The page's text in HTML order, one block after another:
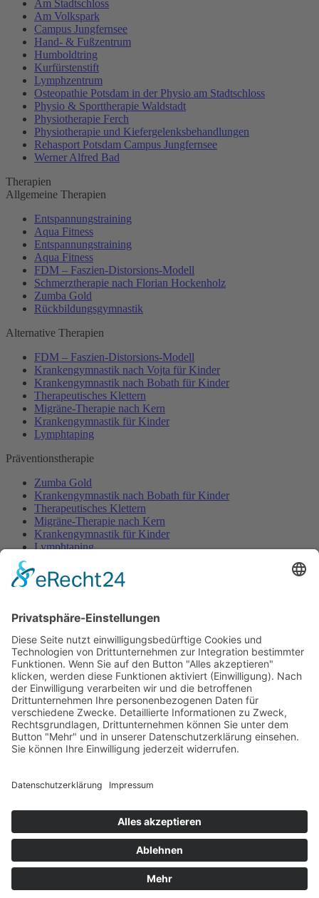
Am Stadtschloss
Am Volkspark
Campus Jungfernsee
Hand- & Fußzentrum
Humboldtring
Kurfürstenstift
Lymphzentrum
Osteopathie Potsdam in der Physio am Stadtschloss
Physio & Sporttherapie Waldstadt
Physiotherapie Ferch
Physiotherapie und Kiefergelenksbehandlungen
Rehasport Potsdam Campus Jungfernsee
Werner Alfred Bad
Therapien
Allgemeine Therapien
Entspannungstraining
Aqua Fitness
Entspannungstraining
Aqua Fitness
FDM – Faszien-Distorsions-Modell
Schmerztherapie nach Florian Hockenholz
Zumba Gold
Rückbildungsgymnastik
Alternative Therapien
FDM – Faszien-Distorsions-Modell
Krankengymnastik nach Vojta für Kinder
Krankengymnastik nach Bobath für Kinder
Therapeutisches Klettern
Migräne-Therapie nach Kern
Krankengymnastik für Kinder
Lymphtaping
Präventionstherapie
Zumba Gold
Krankengymnastik nach Bobath für Kinder
Therapeutisches Klettern
Migräne-Therapie nach Kern
Krankengymnastik für Kinder
Lymphtaping
Rücken Therapie
Aqua Fitness
FDM – Faszien-Distorsions-Modell
Zumba Gold
Rückbildungsgymnastik
Kinder Therapie
Krankengymnastik nach Vojta für Kinder
Krankengymnastik nach Bobath für Kinder
Krankengymnastik für Kinder
Karriere
Sponsoring
Potsdamer Adventsturmblasen
Gutscheine
Datenschutz
Alle auf dieser Webseite genannten Behandlungen & Methoden